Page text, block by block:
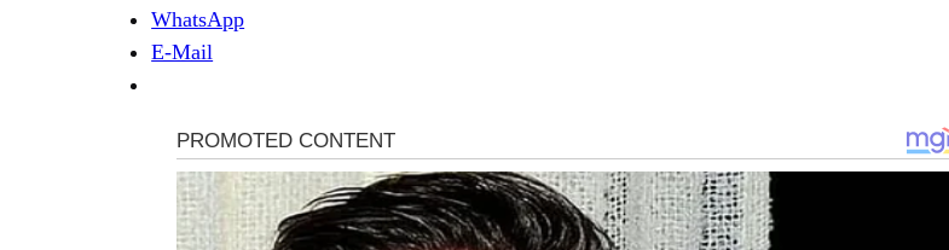
WhatsApp
E-Mail